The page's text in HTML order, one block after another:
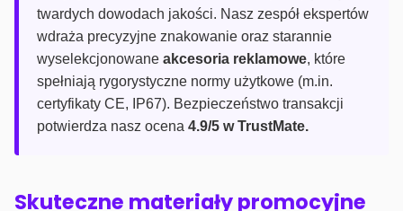
twardych dowodach jakości. Nasz zespół ekspertów
wdraża precyzyjne znakowanie oraz starannie
wyselekcjonowane akcesoria reklamowe, które
spełniają rygorystyczne normy użytkowe (m.in.
certyfikaty CE, IP67). Bezpieczeństwo transakcji
potwierdza nasz ocena 4.9/5 w TrustMate.
Skuteczne materiały promocyjne